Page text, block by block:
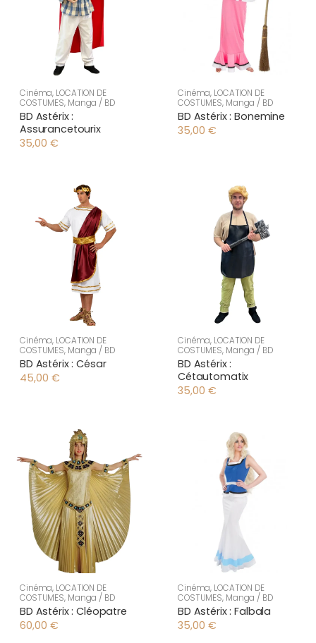
Cinéma, LOCATION DE
COSTUMES, Manga / BD
BD Astérix :
Assurancetourix
35,00 €
Cinéma, LOCATION DE
COSTUMES, Manga / BD
BD Astérix : Bonemine
35,00 €
Cinéma, LOCATION DE
COSTUMES, Manga / BD
BD Astérix : César
45,00 €
Cinéma, LOCATION DE
COSTUMES, Manga / BD
BD Astérix :
Cétautomatix
35,00 €
Cinéma, LOCATION DE
COSTUMES, Manga / BD
BD Astérix : Cléopatre
60,00 €
Cinéma, LOCATION DE
COSTUMES, Manga / BD
BD Astérix : Falbala
35,00 €